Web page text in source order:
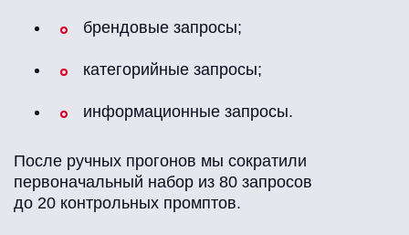
брендовые запросы;
категорийные запросы;
информационные запросы.
После ручных прогонов мы сократили
первоначальный набор из 80 запросов
до 20 контрольных промптов.